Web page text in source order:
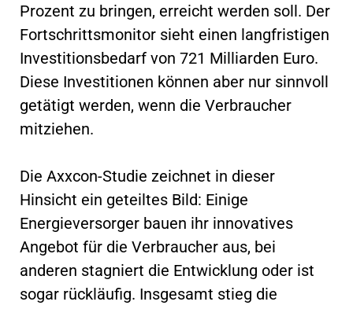
Prozent zu bringen, erreicht werden soll. Der
Fortschrittsmonitor sieht einen langfristigen
Investitionsbedarf von 721 Milliarden Euro.
Diese Investitionen können aber nur sinnvoll
getätigt werden, wenn die Verbraucher
mitziehen.
Die Axxcon-Studie zeichnet in dieser
Hinsicht ein geteiltes Bild: Einige
Energieversorger bauen ihr innovatives
Angebot für die Verbraucher aus, bei
anderen stagniert die Entwicklung oder ist
sogar rückläufig. Insgesamt stieg die